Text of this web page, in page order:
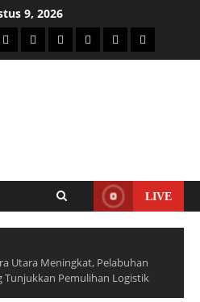
9, 2026
LIVE
Utara Meningkat, Pelabuhan
Tunjukkan Pemulihan Logistik